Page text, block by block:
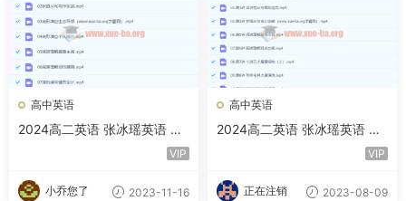
高中英语
2024高二英语 张冰瑶英语 秋
VIP
小乔您了 2023-11-16
高中英语
2024高二英语 张冰瑶英语 暑
VIP
正在注销 2023-08-09